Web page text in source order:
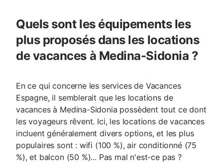
Quels sont les équipements les
plus proposés dans les locations
de vacances à Medina-Sidonia ?
En ce qui concerne les services de Vacances
Espagne, il semblerait que les locations de
vacances à Medina-Sidonia possèdent tout ce dont
les voyageurs rêvent. Ici, les locations de vacances
incluent généralement divers options, et les plus
populaires sont : wifi (100 %), air conditionné (75
%), et balcon (50 %)... Pas mal n'est-ce pas ?